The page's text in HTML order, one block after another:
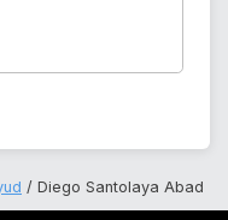
Diego Santolaya Abad